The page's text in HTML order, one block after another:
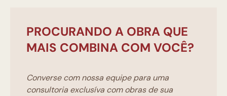
PROCURANDO A OBRA QUE
MAIS COMBINA COM VOCÊ?
Converse com nossa equipe para uma
consultoria exclusíva com obras de sua